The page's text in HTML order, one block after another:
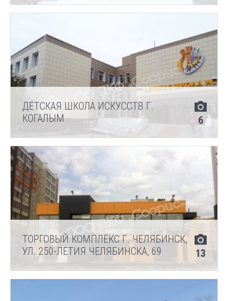
6
ДЕТСКАЯ ШКОЛА ИСКУССТВ Г.
КОГАЛЫМ
13
ТОРГОВЫЙ КОМПЛЕКС Г. ЧЕЛЯБИНСК,
УЛ. 250-ЛЕТИЯ ЧЕЛЯБИНСКА, 69